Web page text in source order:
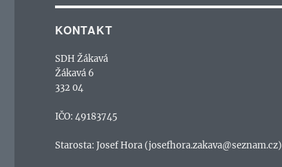
KONTAKT
SDH Žákavá
Žákavá 6
332 04
IČO: 49183745
Starosta: Josef Hora (josefhora.zakava@seznam.cz)